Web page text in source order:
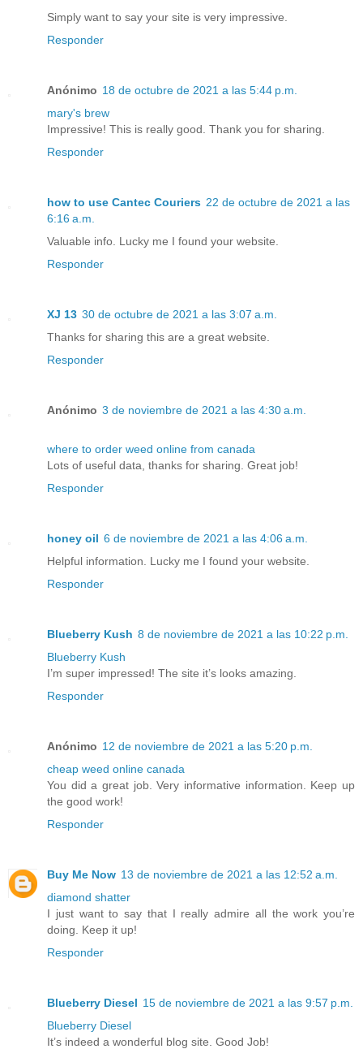
Simply want to say your site is very impressive.
Responder
Anónimo 18 de octubre de 2021 a las 5:44 p.m.
mary's brew
Impressive! This is really good. Thank you for sharing.
Responder
how to use Cantec Couriers 22 de octubre de 2021 a las
6:16 a.m.
Valuable info. Lucky me I found your website.
Responder
XJ 13 30 de octubre de 2021 a las 3:07 a.m.
Thanks for sharing this are a great website.
Responder
Anónimo 3 de noviembre de 2021 a las 4:30 a.m.
where to order weed online from canada
Lots of useful data, thanks for sharing. Great job!
Responder
honey oil 6 de noviembre de 2021 a las 4:06 a.m.
Helpful information. Lucky me I found your website.
Responder
Blueberry Kush 8 de noviembre de 2021 a las 10:22 p.m.
Blueberry Kush
I’m super impressed! The site it’s looks amazing.
Responder
Anónimo 12 de noviembre de 2021 a las 5:20 p.m.
cheap weed online canada
You did a great job. Very informative information. Keep up
the good work!
Responder
Buy Me Now 13 de noviembre de 2021 a las 12:52 a.m.
diamond shatter
I just want to say that I really admire all the work you’re
doing. Keep it up!
Responder
Blueberry Diesel 15 de noviembre de 2021 a las 9:57 p.m.
Blueberry Diesel
It’s indeed a wonderful blog site. Good Job!